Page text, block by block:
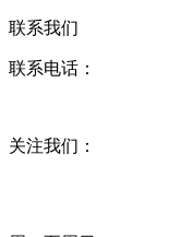
联系我们
联系电话：
关注我们：